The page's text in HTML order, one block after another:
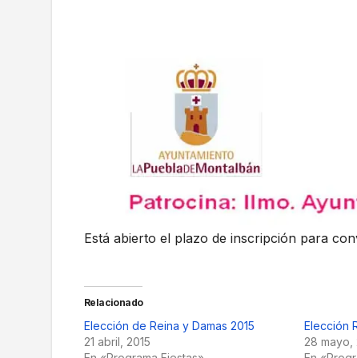
Está abierto el plazo de inscripción para
Relacionado
Elección de Reina y Damas 2015
21 abril, 2015
Elección
28 mayo,